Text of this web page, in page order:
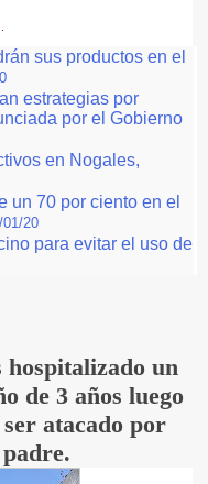
sus productos en el
estrategias por
por el Gobierno
en Nogales,
un 70 por ciento en el
01/20
para evitar el uso de
hospitalizado un
de 3 años luego
ser atacado por